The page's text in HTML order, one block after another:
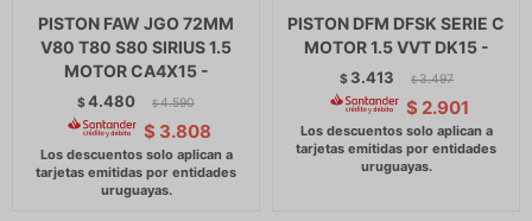
PISTON FAW JGO 72MM
V80 T80 S80 SIRIUS 1.5
MOTOR CA4X15 -
$4.480 $ 4.590
$ 3.808
PISTON DFM DFSK SERIE C
MOTOR 1.5 VVT DK15 -
$ 3.413 $ 3.497
$ 2.901